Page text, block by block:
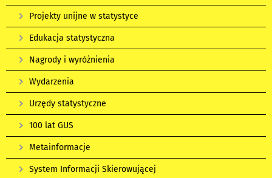
Projekty unijne w statystyce
Edukacja statystyczna
Nagrody i wyróżnienia
Wydarzenia
Urzędy statystyczne
100 lat GUS
Metainformacje
System Informacji Skierowującej